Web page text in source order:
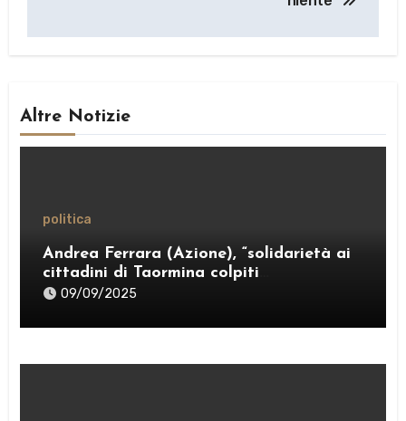
Altre Notizie
politica
Andrea Ferrara (Azione), “solidarietà ai
cittadini di Taormina colpiti
dall’ordinanza sui rifiuti; sostegno al
PRT”
09/09/2025